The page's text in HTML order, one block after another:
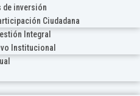
de inversión
Ciudadana
Integral
Institucional